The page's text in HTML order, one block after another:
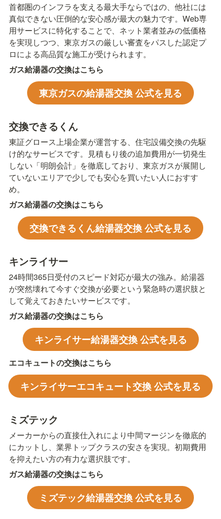
首都圏のインフラを支える最大手ならではの、他社には
真似できない圧倒的な安心感が最大の魅力です。Web専
用サービスに特化することで、ネット業者並みの低価格
を実現しつつ、東京ガスの厳しい審査をパスした認定プ
ロによる高品質な施工が受けられます。
ガス給湯器の交換はこちら
東京ガスの給湯器交換 公式を見る
交換できるくん
東証グロース上場企業が運営する、住宅設備交換の先駆
け的なサービスです。見積もり後の追加費用が一切発生
しない「明朗会計」を徹底しており、東京ガスが展開し
ていないエリアで少しでも安心を買いたい人におすす
め。
ガス給湯器の交換はこちら
交換できるくん給湯器交換 公式を見る
キンライサー
24時間365日受付のスピード対応が最大の強み。給湯器
が突然壊れて今すぐ交換が必要という緊急時の選択肢と
して覚えておきたいサービスです。
ガス給湯器の交換はこちら
キンライサー給湯器交換 公式を見る
エコキュートの交換はこちら
キンライサーエコキュート交換 公式を見る
ミズテック
メーカーからの直接仕入れにより中間マージンを徹底的
にカットし、業界トップクラスの安さを実現。初期費用
を抑えたい方の有力な選択肢です。
ガス給湯器の交換はこちら
ミズテック給湯器交換 公式を見る